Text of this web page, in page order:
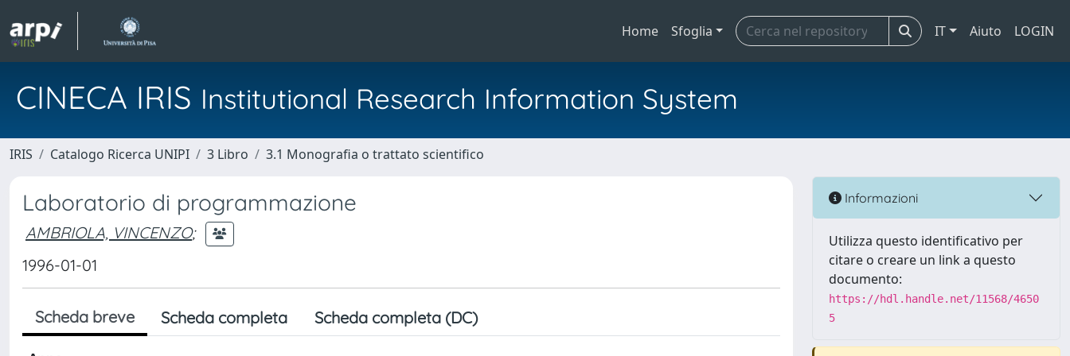
Home Sfoglia IT Aiuto LOGIN
CINECA IRIS Institutional Research Information System
IRIS Catalogo Ricerca UNIPI 3 Libro 3.1 Monografia o trattato scientifico
Laboratorio di programmazione
AMBRIOLA, VINCENZO;
1996-01-01
Scheda breve Scheda completa Scheda completa (DC)
Informazioni
Utilizza questo identificativo per
citare o creare un link a questo
documento:
https://hdl.handle.net/11568/4650
5